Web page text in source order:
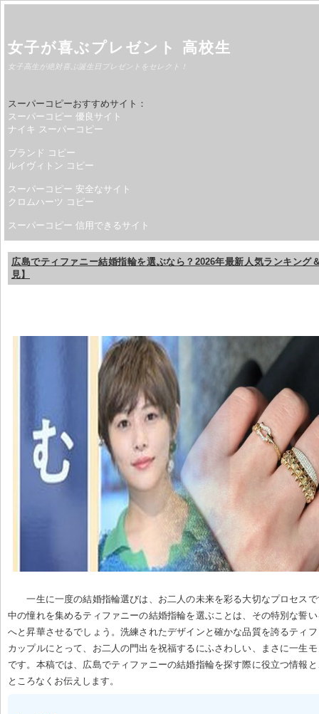
女子が喜ぶプレゼント 高校生
女子高生が絶対喜ぶ誕生日プレゼントをセレクト！
スーパーコピーおすすめサイト：
スーパーコピー 優良サイト
ナイキ スーパーコピー
ブランド コピー
ルイヴィトン コピー
スーパーコピー 安全なサイト
クロムハーツ コピー
スーパーコピー 信用できるサイト
広島でティファニー結婚指輪を選ぶなら？2026年最新人気ランキング
見】
一生に一度の結婚指輪選びは、お二人の未来を彩る大切なプロセス
中の憧れを集めるティファニーの結婚指輪を選ぶことは、その特別な誓
へと昇華させるでしょう。洗練されたデザインと確かな品質を誇るティ
カップルにとって、お二人の門出を祝福するにふさわしい、まさに一生
です。本稿では、広島でティファニーの結婚指輪を探す際に役立つ情報
ところなくお伝えします。